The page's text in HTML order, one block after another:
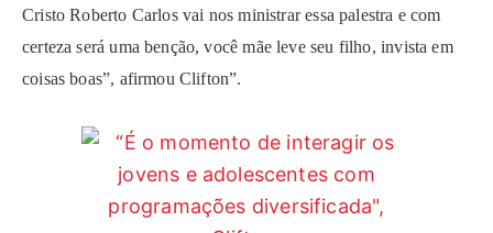
Cristo Roberto Carlos vai nos ministrar essa palestra e com
certeza será uma benção, você mãe leve seu filho, invista em
coisas boas”, afirmou Clifton”.